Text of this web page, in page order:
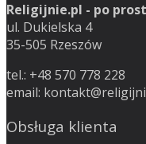
Religijnie.pl - po
ul. Dukielska 4
35-505 Rzeszów
tel.: +48 570 778 228
email:
Obsługa klienta